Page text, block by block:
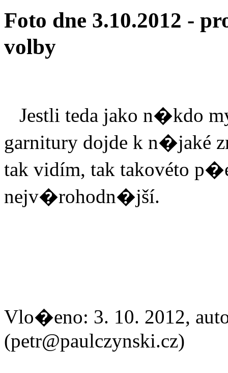
Foto dne 3.10.2012 -
volby
Jestli teda jako n�kdo
garnitury dojde k n�jaké
tak vidím, tak takovéto
nejv�rohodn�jší.
Vlo�eno: 3. 10. 2012,
(petr@paulczynski.cz)